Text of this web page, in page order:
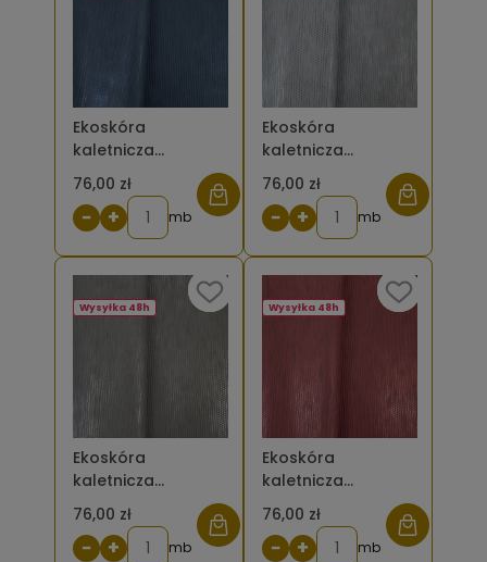
Ekoskóra
kaletnicza
plecionka drobna
z połyskiem
granatowa
76,00 zł
− + mb
Ekoskóra
kaletnicza
plecionka drobna
z połyskiem szara
jasna
76,00 zł
− + mb
Ekoskóra
kaletnicza
plecionka drobna
z połyskiem szara
ciemna
76,00 zł
Wysyłka 48h
− + mb
Ekoskóra
kaletnicza
plecionka drobna
z połyskiem
bordowa
76,00 zł
Wysyłka 48h
− + mb